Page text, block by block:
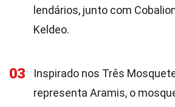
lendários, junto com
Keldeo.
03
Inspirado nos Três
representa Aramis, o